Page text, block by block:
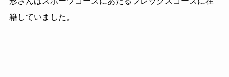
籍していました。